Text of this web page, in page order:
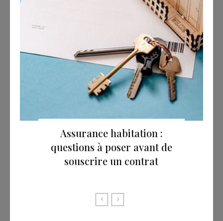
Assurance habitation :
questions à poser avant de
souscrire un contrat